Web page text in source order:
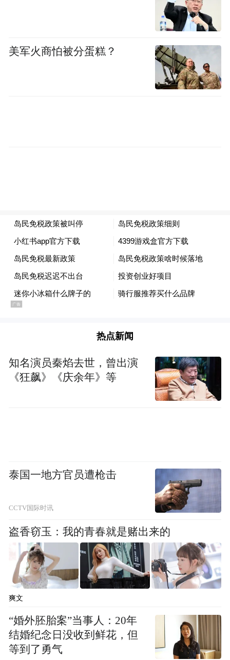
美军火商怕被分蛋糕？
热点新闻
知名演员秦焰去世，曾出演
《狂飙》《庆余年》等
泰国一地方官员遭枪击
CCTV国际时讯
盗香窃玉：我的青春就是赌出来的
爽文
“婚外胚胎案”当事人：20年
结婚纪念日没收到鲜花，但
等到了勇气